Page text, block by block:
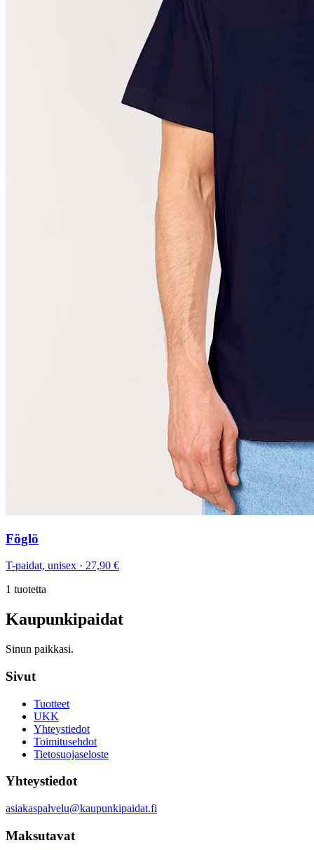
Föglö
T-paidat, unisex · 27,90 €
1 tuotetta
Kaupunkipaidat
Sinun paikkasi.
Sivut
Tuotteet
UKK
Yhteystiedot
Toimitusehdot
Tietosuojaseloste
Yhteystiedot
asiakaspalvelu@kaupunkipaidat.fi
Maksutavat